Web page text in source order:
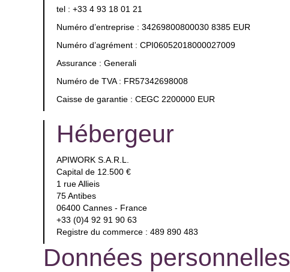
tel : +33 4 93 18 01 21
Numéro d’entreprise : 34269800800030 8385 EUR
Numéro d’agrément : CPI06052018000027009
Assurance : Generali
Numéro de TVA : FR57342698008
Caisse de garantie : CEGC 2200000 EUR
Hébergeur
APIWORK S.A.R.L.
Capital de 12.500 €
1 rue Allieis
75 Antibes
06400 Cannes - France
+33 (0)4 92 91 90 63
Registre du commerce : 489 890 483
Données personnelles